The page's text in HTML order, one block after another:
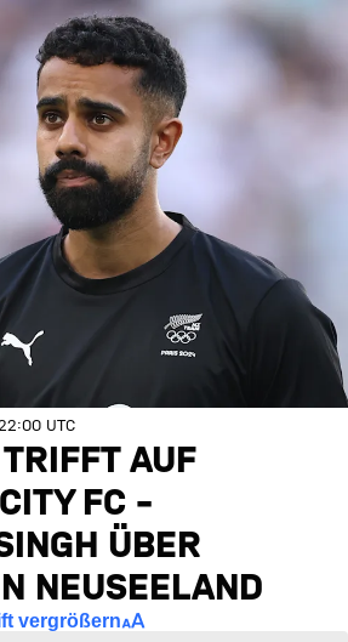
UTC
AUF
FC –
ÜBER
NEUSEELAND
vergrößern